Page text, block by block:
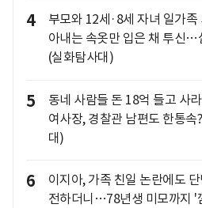
4
부모와 12세·8세 자녀 일가족
아내는 속옷만 입은 채 투신…
(실화탐사대)
5
동네 사람들 돈 18억 들고 사
여사장, 경찰관 남편도 한통속
대)
6
이지아, 가족 친일 논란에도
전하더니…78년생 미모까지 '